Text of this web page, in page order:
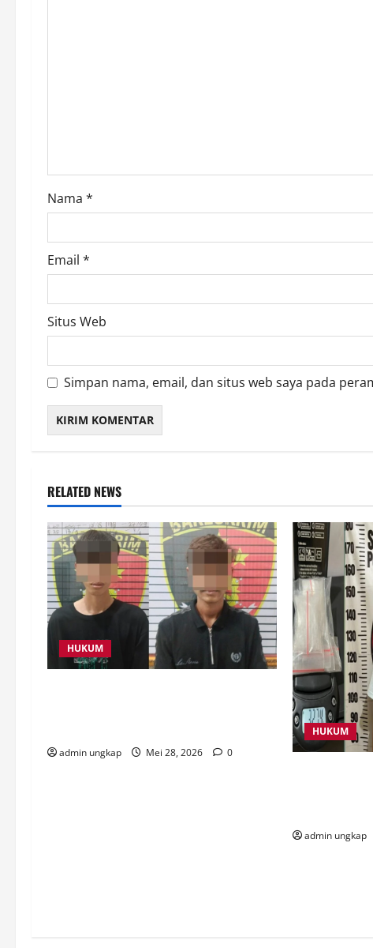
o
n
Nama *
Email *
Situs Web
Simpan nama, email, dan situs web saya pada
RELATED NEWS
HUKUM
admin ungkap Mei 28, 2026 0
HUKUM
admin ungkap